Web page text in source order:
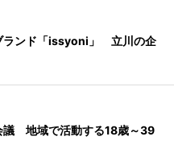
ランド「issyoni」 立川の企
議 地域で活動する18歳～39